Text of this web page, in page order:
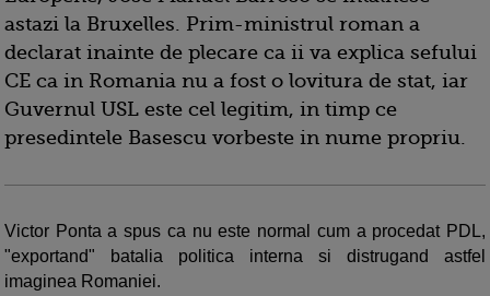
astazi la Bruxelles. Prim-ministrul roman a
declarat inainte de plecare ca ii va explica sefului
CE ca in Romania nu a fost o lovitura de stat, iar
Guvernul USL este cel legitim, in timp ce
presedintele Basescu vorbeste in nume propriu.
Victor Ponta a spus ca nu este normal cum a procedat PDL,
"exportand" batalia politica interna si distrugand astfel
imaginea Romaniei.